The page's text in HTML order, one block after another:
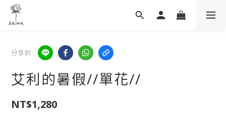
分享到
艾利的暑假//單花//
NT$1,280